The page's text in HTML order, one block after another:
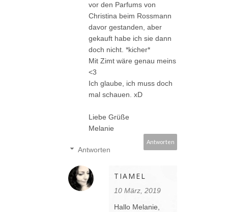
vor den Parfums von
Christina beim Rossmann
davor gestanden, aber
gekauft habe ich sie dann
doch nicht. *kicher*
Mit Zimt wäre genau meins
<3
Ich glaube, ich muss doch
mal schauen. xD
Liebe Grüße
Melanie
Antworten
Antworten
TIAMEL
10 März, 2019
Hallo Melanie,